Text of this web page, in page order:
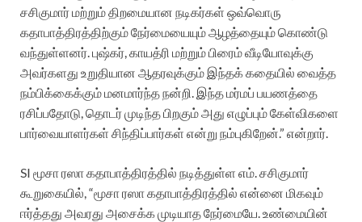
சசிகுமார் மற்றும் திறமையான நடிகர்கள் ஒவ்வொரு
கதாபாத்திரத்திற்கும் நேர்மையையும் ஆழத்தையும் கொண்டு
வந்துள்ளனர். புஷ்கர், காயத்ரி மற்றும் பிரைம் வீடியோவுக்கு
அவர்களது உறுதியான ஆதரவுக்கும் இந்தக் கதையில் வைத்த
நம்பிக்கைக்கும் மனமார்ந்த நன்றி. இந்த மர்மப் பயணத்தை
ரசிப்பதோடு, தொடர் முடிந்த பிறகும் அது எழுப்பும் கேள்விகளை
பார்வையாளர்கள் சிந்திப்பார்கள் என்று நம்புகிறேன்.” என்றார்.
SI மூசா ரஸா கதாபாத்திரத்தில் நடித்துள்ள எம். சசிகுமார்
கூறுகையில், “மூசா ரஸா கதாபாத்திரத்தில் என்னை மிகவும்
ஈர்த்தது அவரது அசைக்க முடியாத நேர்மையே. உண்மையின்